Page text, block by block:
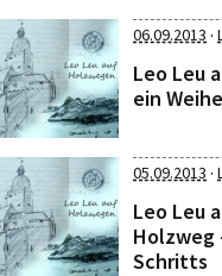
06.09.2013 ·
Leo Leu
ein
05.09.2013 ·
Leo Leu
Holzweg
Schritts